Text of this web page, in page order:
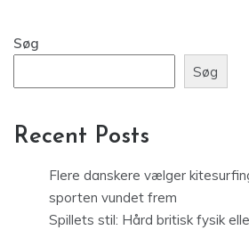
Søg
Søg
Recent Posts
Flere danskere vælger
sporten vundet frem
Spillets stil: Hård britisk fysik